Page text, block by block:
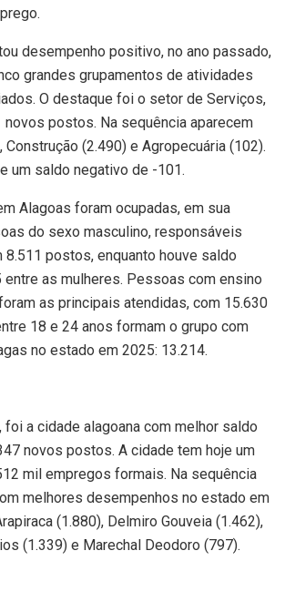
desempenho positivo, no ano passado,
grandes grupamentos de atividades
O destaque foi o setor de Serviços,
novos postos. Na sequência aparecem
Construção (2.490) e Agropecuária (102).
um saldo negativo de -101.
Alagoas foram ocupadas, em sua
do sexo masculino, responsáveis
postos, enquanto houve saldo
as mulheres. Pessoas com ensino
as principais atendidas, com 15.630
18 e 24 anos formam o grupo com
no estado em 2025: 13.214.
foi a cidade alagoana com melhor saldo
novos postos. A cidade tem hoje um
mil empregos formais. Na sequência
melhores desempenhos no estado em
(1.880), Delmiro Gouveia (1.462),
(1.339) e Marechal Deodoro (797).